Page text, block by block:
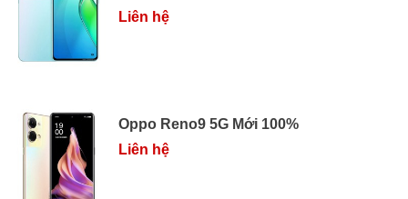
Liên hệ
Oppo Reno9 5G Mới 100%
Liên hệ